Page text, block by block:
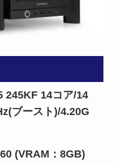
245KF 14コア/14
ブースト)/4.20G
(VRAM：8GB)